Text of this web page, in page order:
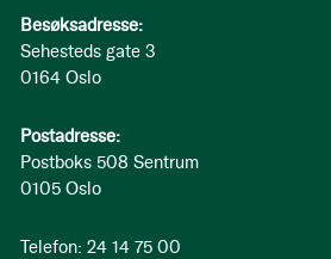
Besøksadresse:
Sehesteds gate 3
0164 Oslo
Postadresse:
Postboks 508 Sentrum
0105 Oslo
Telefon: 24 14 75 00